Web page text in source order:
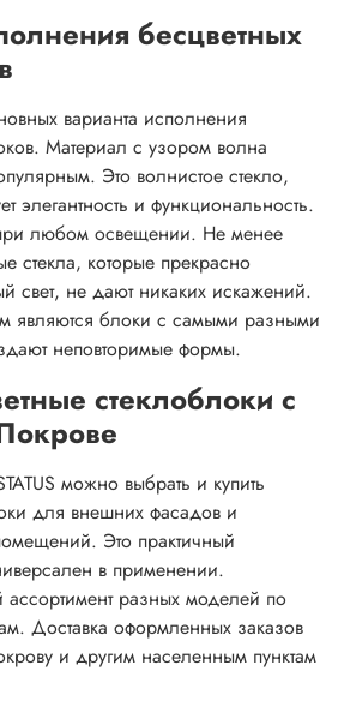
бесцветных
варианта исполнения
Материал с узором волна
Это волнистое стекло,
элегантность и функциональность.
любом освещении. Не менее
стекла, которые прекрасно
свет, не дают никаких искажений.
являются блоки с самыми разными
неповторимые формы.
стеклоблоки с
можно выбрать и купить
для внешних фасадов и
Это практичный
в применении.
разных моделей по
Доставка оформленных заказов
и другим населенным пунктам